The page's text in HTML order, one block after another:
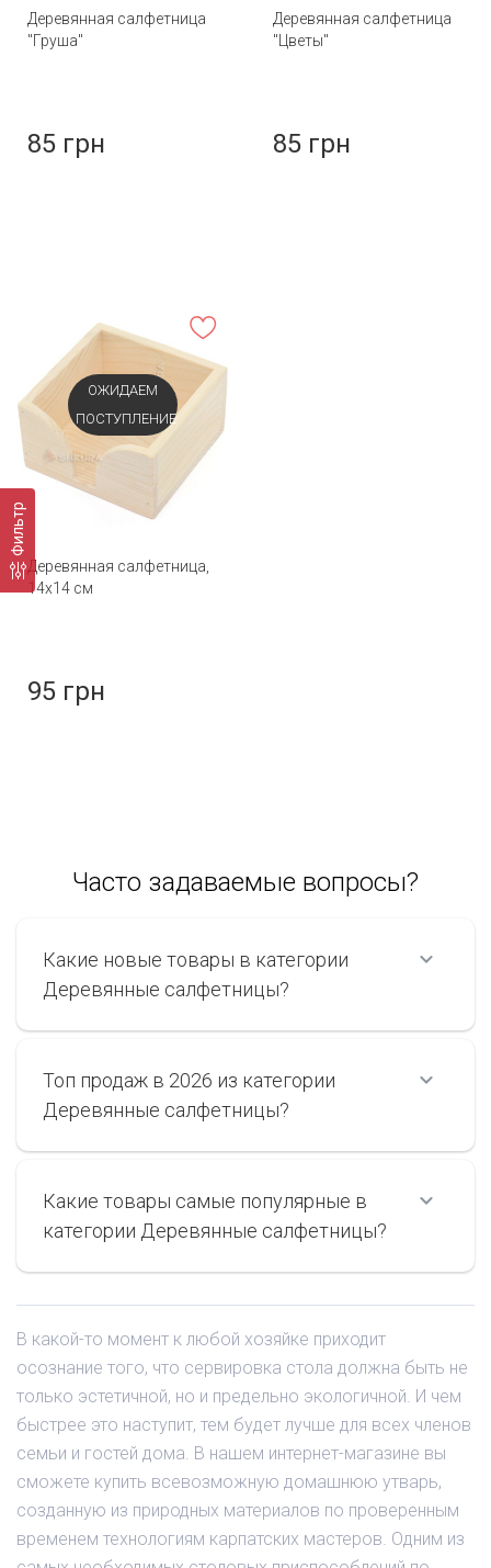
Фильтр
Деревянная салфетница
"Груша"
85 грн
Деревянная салфетница
"Цветы"
85 грн
ОЖИДАЕМ
ПОСТУПЛЕНИЕ
Деревянная салфетница,
14х14 см
95 грн
Часто задаваемые вопросы?
Какие новые товары в категории
Деревянные салфетницы?
Топ продаж в 2026 из категории
Деревянные салфетницы?
Какие товары самые популярные в
категории Деревянные салфетницы?
В какой-то момент к любой хозяйке приходит
осознание того, что сервировка стола должна быть не
только эстетичной, но и предельно экологичной. И чем
быстрее это наступит, тем будет лучше для всех членов
семьи и гостей дома. В нашем интернет-магазине вы
сможете купить всевозможную домашнюю утварь,
созданную из природных материалов по проверенным
временем технологиям карпатских мастеров. Одним из